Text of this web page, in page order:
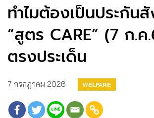
ทำไมต้องเป็นประกัน
“สูตร CARE” (7 ก.ค
ตรงประเด็น
7 กรกฎาคม 2026 WELFARE